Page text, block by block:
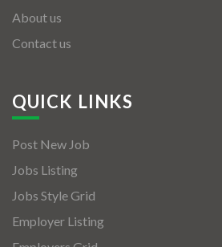
About us
Contact us
QUICK LINKS
Post New Job
Jobs Listing
Jobs Style Grid
Employer Listing